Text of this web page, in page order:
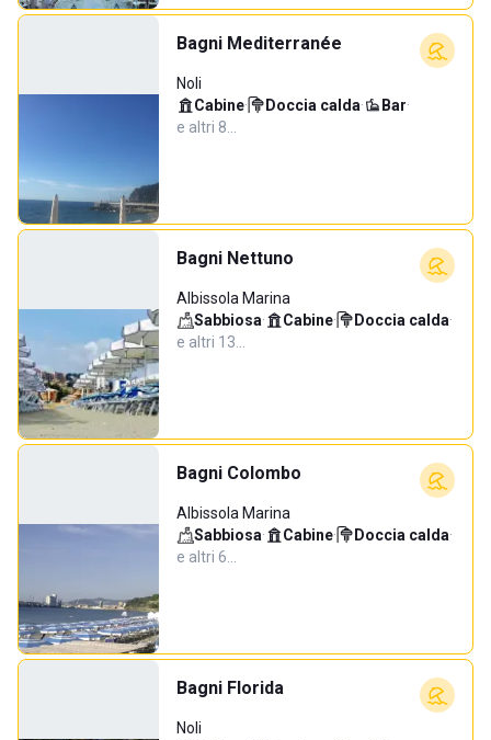
Bagni Mediterranée
Noli
Cabine· Doccia calda· Bar·
e altri 8…
Bagni Nettuno
Albissola Marina
Sabbiosa· Cabine· Doccia calda·
e altri 13…
Bagni Colombo
Albissola Marina
Sabbiosa· Cabine· Doccia calda·
e altri 6…
Bagni Florida
Noli